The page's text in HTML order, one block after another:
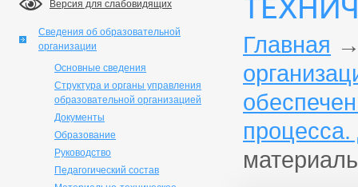
Версия для слабовидящих
Сведения об образовательной
организации
Основные сведения
Структура и органы управления
образовательной организацией
Документы
Образование
Руководство
Педагогический состав
Главная